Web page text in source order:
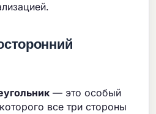
— это особый
все три стороны